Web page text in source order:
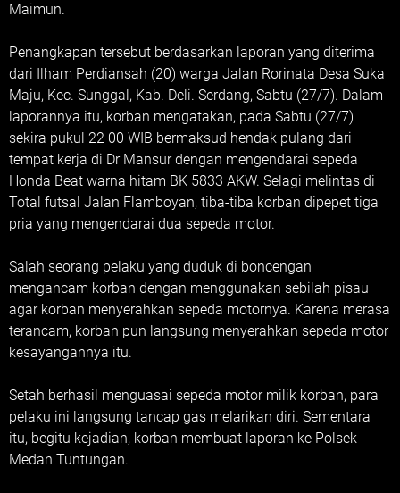
Maimun.
Penangkapan tersebut berdasarkan laporan yang diterima
dari Ilham Perdiansah (20) warga Jalan Rorinata Desa Suka
Maju, Kec. Sunggal, Kab. Deli. Serdang, Sabtu (27/7). Dalam
laporannya itu, korban mengatakan, pada Sabtu (27/7)
sekira pukul 22 00 WIB bermaksud hendak pulang dari
tempat kerja di Dr Mansur dengan mengendarai sepeda
Honda Beat warna hitam BK 5833 AKW. Selagi melintas di
Total futsal Jalan Flamboyan, tiba-tiba korban dipepet tiga
pria yang mengendarai dua sepeda motor.
Salah seorang pelaku yang duduk di boncengan
mengancam korban dengan menggunakan sebilah pisau
agar korban menyerahkan sepeda motornya. Karena merasa
terancam, korban pun langsung menyerahkan sepeda motor
kesayangannya itu.
Setah berhasil menguasai sepeda motor milik korban, para
pelaku ini langsung tancap gas melarikan diri. Sementara
itu, begitu kejadian, korban membuat laporan ke Polsek
Medan Tuntungan.